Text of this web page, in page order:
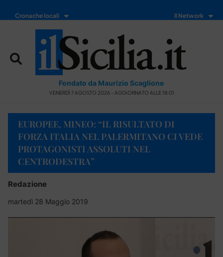
Cronache locali Il Network
Fondato da Maurizio Scaglione
VENERDÌ 7 AGOSTO 2026 - AGGIORNATO ALLE 18:01
EUROPEE, MINEO: “IL RISULTATO DI
FORZA ITALIA NEL PALERMITANO CI VEDE
PROTAGONISTI ASSOLUTI NEL
CENTRODESTRA”
Redazione
martedì 28 Maggio 2019